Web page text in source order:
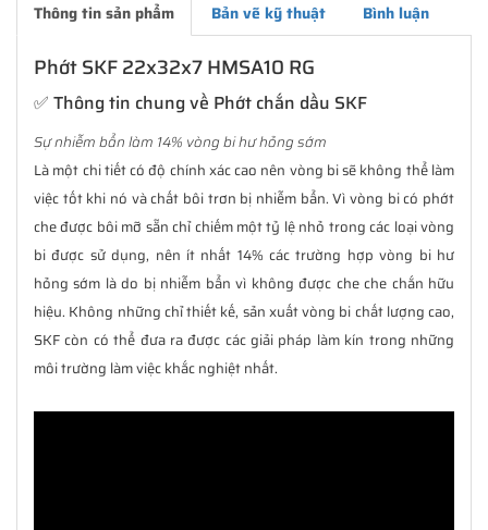
Thông tin sản phẩm Bản vẽ kỹ thuật Bình luận
Phớt SKF 22x32x7 HMSA10 RG
✅ Thông tin chung về Phớt chắn dầu SKF
Sự nhiễm bẩn làm 14% vòng bi hư hỏng sớm
Là một chi tiết có độ chính xác cao nên vòng bi sẽ không thể làm
việc tốt khi nó và chất bôi trơn bị nhiễm bẩn. Vì vòng bi có phớt
che được bôi mỡ sẵn chỉ chiếm một tỷ lệ nhỏ trong các loại vòng
bi được sử dụng, nên ít nhất 14% các trường hợp vòng bi hư
hỏng sớm là do bị nhiễm bẩn vì không được che che chắn hữu
hiệu. Không những chỉ thiết kế, sản xuất vòng bi chất lượng cao,
SKF còn có thể đưa ra được các giải pháp làm kín trong những
môi trường làm việc khắc nghiệt nhất.